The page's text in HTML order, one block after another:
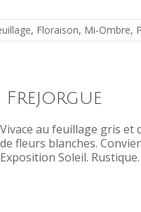
, Floraison, Mi-Ombre,
Vivace au feuillage gris et
de fleurs blanches.
Exposition Soleil. Rustique.